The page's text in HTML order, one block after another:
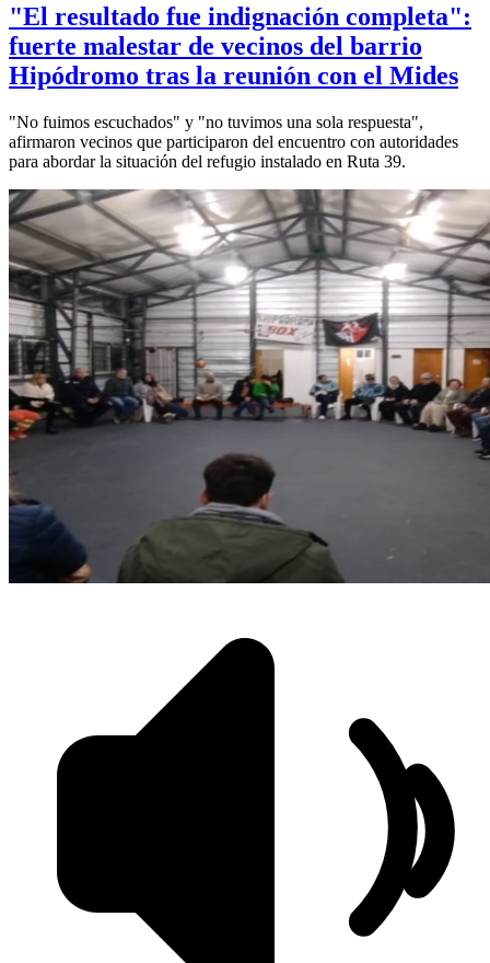
"El resultado fue indignación completa":
fuerte malestar de vecinos del barrio
Hipódromo tras la reunión con el Mides
"No fuimos escuchados" y "no tuvimos una sola respuesta",
afirmaron vecinos que participaron del encuentro con autoridades
para abordar la situación del refugio instalado en Ruta 39.